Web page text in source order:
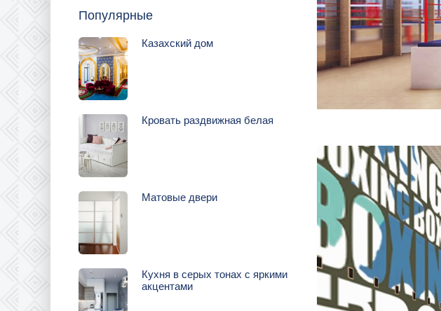
Популярные
Казахский дом
Кровать раздвижная белая
Матовые двери
Кухня в серых тонах с яркими
акцентами